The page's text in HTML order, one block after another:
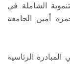
الشاملة في
أمين الجامعة
الرئاسية